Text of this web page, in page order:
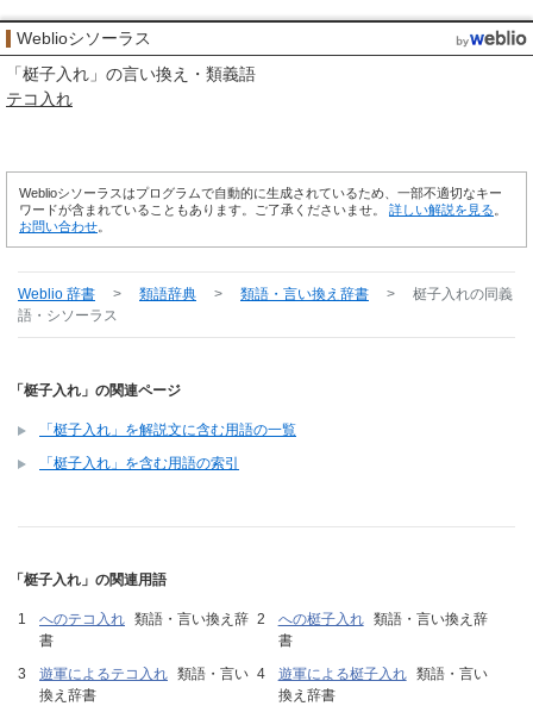
Weblioシソーラス
「梃子入れ 」の言い換え・類義語
テコ入れ
Weblioシソーラスはプログラムで自動的に生成されているため、一部不適切なキー
ワードが含まれていることもあります。ご了承くださいませ。 詳しい解説を見る。
お問い合わせ。
Weblio 辞書 > 類語辞典 > 類語・言い換え辞書 > 梃子入れの同義
語・シソーラス
「梃子入れ」の関連ページ
「梃子入れ」を解説文に含む用語の一覧
「梃子入れ」を含む用語の索引
「梃子入れ」の関連用語
へのテコ入れ 類語・言い換え辞
書
への梃子入れ 類語・言い換え辞
書
遊軍によるテコ入れ 類語・言い
換え辞書
遊軍による梃子入れ 類語・言い
換え辞書